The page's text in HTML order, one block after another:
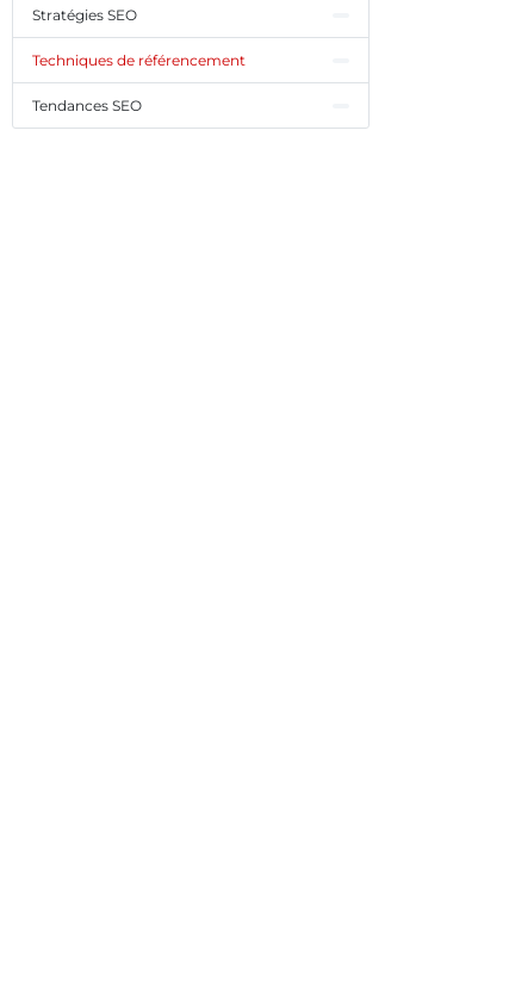
Stratégies SEO
Techniques de référencement
Tendances SEO